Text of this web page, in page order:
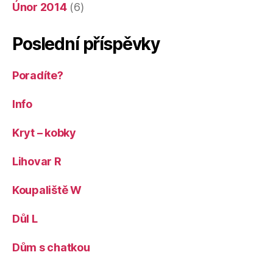
Únor 2014(6)
Poslední příspěvky
Poradíte?
Info
Kryt – kobky
Lihovar R
Koupaliště W
Důl L
Dům s chatkou